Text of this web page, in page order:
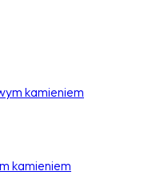
kamieniem